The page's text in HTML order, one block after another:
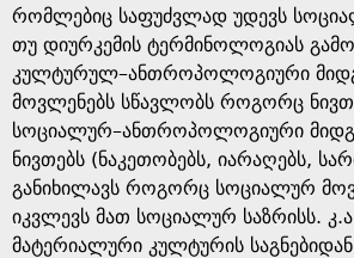
რომლებიც საფუძვლად უდევს
თუ დიურკემის ტერმინოლოგიას
კულტურულ–ანთროპოლოგიური
მოვლენებს სწავლობს როგორც
სოციალურ–ანთროპოლოგიური
ნივთებს (ნაკეთობებს, იარაღებს,
განიხილავს როგორც სოციალურ
იკვლევს მათ სოციალურ საზრისს.
მატერიალური კულტურის